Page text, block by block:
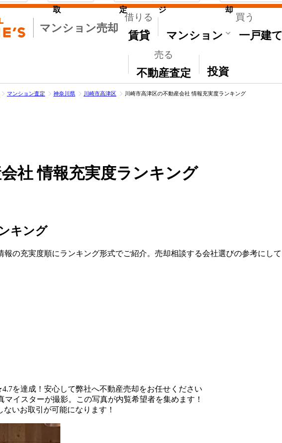
マンション売却
借りる
賃貸
買う
マンション 一戸建
売る
不動産査定
その他
投資
取 定 ジ 却
マンション査定 神奈川県 川崎市高津区 川崎市高津区の不動産会社 情報充実度ランキング
社 情報充実度ランキング
キング
の充実度順にランキング形式でご紹介。売却相談する会社選びの参考にして
を達成！安心して弊社へ不動産売却をお任せください
イスターが撮影。この写真が内覧希望者を集めます！
いお取引が可能になります！